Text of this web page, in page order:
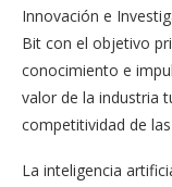
Innovación e
Bit con el objetivo
conocimiento e
valor de la industria
competitividad de
La inteligencia